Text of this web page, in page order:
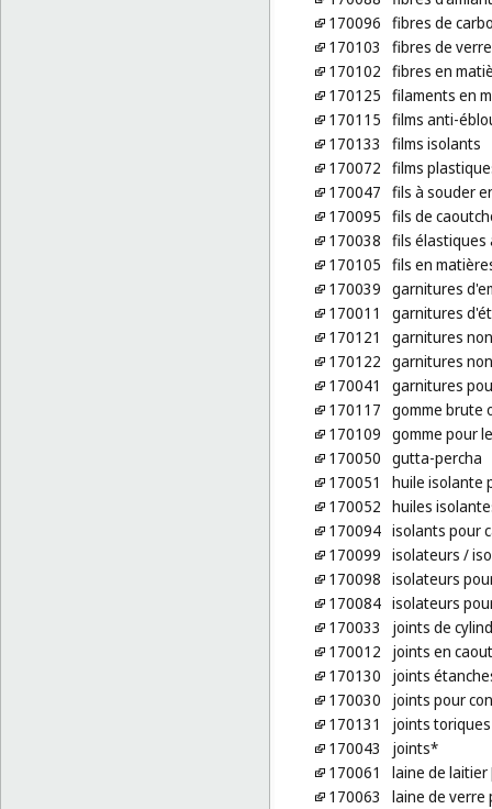
170096 fibres de
170103
fibres de
170102 fibres en
170125 filaments en
170115 films anti-
170133
films isolants
170072 films
170047 fils à souder
170095 fils de
170038 fils élastiques
170105 fils en
170039 garnitures
170011
garnitures
170121
garnitures
170122 garnitures
170041
garnitures
170117 gomme brute
170109 gomme pour
170050 gutta-percha
170051
huile isolante
170052 huiles
170094 isolants pour
170099 isolateurs /
170098 isolateurs
170084 isolateurs
170033
joints de
170012
joints en
170130
joints
170030
joints pour
170131
joints toriques
170043
joints*
170061
laine de
170063
laine de verre